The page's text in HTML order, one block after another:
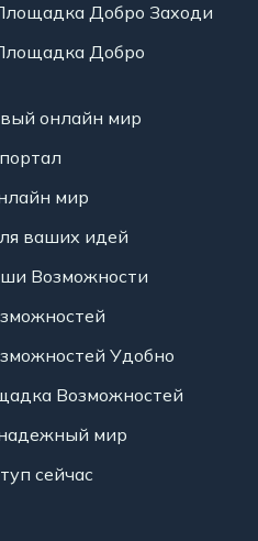
Добро Заходи
Добро
онлайн мир
мир
ваших идей
Возможности
Удобно
Возможностей
мир
сейчас